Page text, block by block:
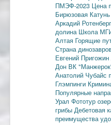
ПМЭФ-2023 Цена
Бирюзовая Катунь
Аркадий Ротенберг
долина Школа
Алтая Горящие
Страна
Евгений Пригожин
Дон ВК
Анатолий Чубайс
Глэмпинги
Популярные
Урал Фототур
грибы Дебетовая
преимущества